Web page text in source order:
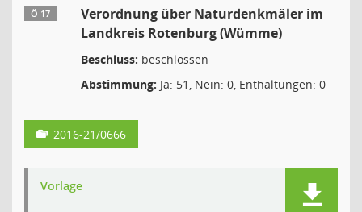
Ö 17
Verordnung über Naturdenkmäler im
Landkreis Rotenburg (Wümme)
Beschluss: beschlossen
Abstimmung: Ja: 51, Nein: 0, Enthaltungen: 0
2016-21/0666
Vorlage